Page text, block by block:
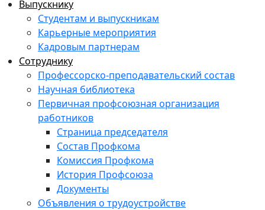
Выпускнику
Студентам и выпускникам
Карьерные мероприятия
Кадровым партнерам
Сотруднику
Профессорско-преподавательский состав
Научная библиотека
Первичная профсоюзная организация
работников
Страница председателя
Состав Профкома
Комиссия Профкома
История Профсоюза
Документы
Объявления о трудоустройстве